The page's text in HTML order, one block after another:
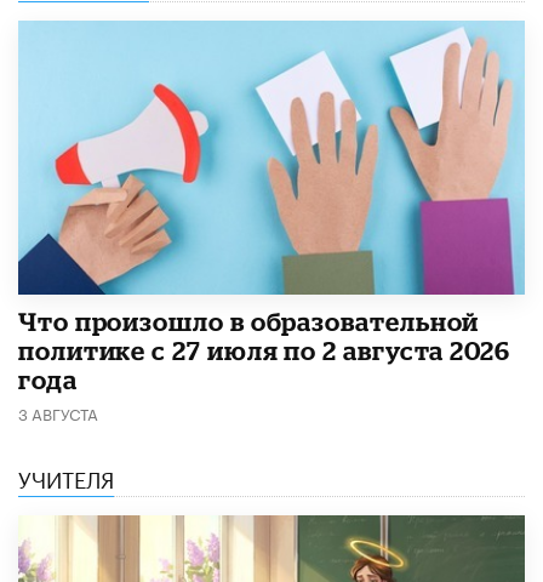
​Что произошло в образовательной
политике с 27 июля по 2 августа 2026
года
3 АВГУСТА
УЧИТЕЛЯ